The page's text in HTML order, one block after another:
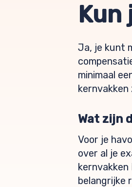
Kun
Ja, je kunt
minimaal
kernvakken
Wat zijn
Voor je
over al je
kernvakken
belangrijke